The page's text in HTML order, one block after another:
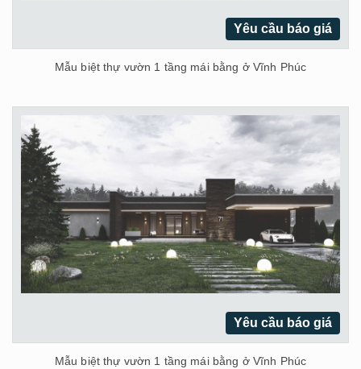
Yêu cầu báo giá
Mẫu biệt thự vườn 1 tầng mái bằng ở Vĩnh Phúc
Yêu cầu báo giá
Mẫu biệt thự vườn 1 tầng mái bằng ở Vĩnh Phúc